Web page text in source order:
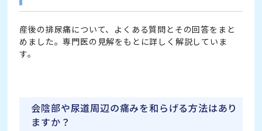
産後の排尿痛について、よくある質問とその回答をまと
めました。専門医の見解をもとに詳しく解説していま
す。
会陰部や尿道周辺の痛みを和らげる方法はあり
ますか？